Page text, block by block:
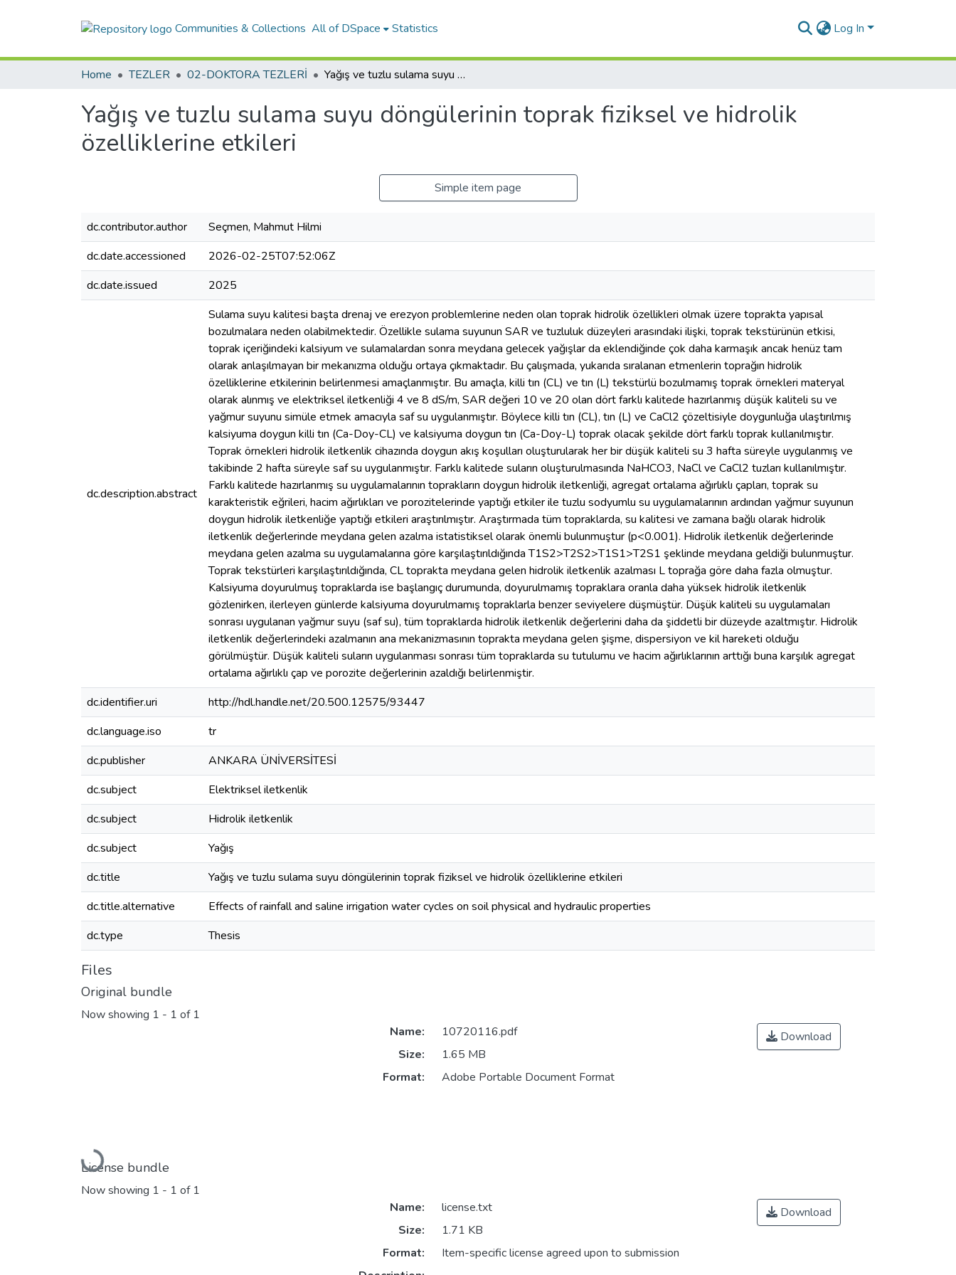
Communities & Collections All of DSpace Statistics Log In
Home TEZLER 02-DOKTORA TEZLERİ Yağış ve tuzlu sulama suyu döngülerinin toprak fiziksel ve hidrolik özelliklerine etkileri
Yağış ve tuzlu sulama suyu döngülerinin toprak fiziksel ve hidrolik
özelliklerine etkileri
Simple item page
dc.contributor.author
Seçmen, Mahmut Hilmi
dc.date.accessioned
2026-02-25T07:52:06Z
dc.date.issued
2025
dc.description.abstract
Sulama suyu kalitesi başta drenaj ve erezyon problemlerine neden olan toprak hidrolik özellikleri olmak üzere toprakta yapısal
bozulmalara neden olabilmektedir. Özellikle sulama suyunun SAR ve tuzluluk düzeyleri arasındaki ilişki, toprak tekstürünün etkisi,
toprak içeriğindeki kalsiyum ve sulamalardan sonra meydana gelecek yağışlar da eklendiğinde çok daha karmaşık ancak henüz tam
olarak anlaşılmayan bir mekanızma olduğu ortaya çıkmaktadır. Bu çalışmada, yukarıda sıralanan etmenlerin toprağın hidrolik
özelliklerine etkilerinin belirlenmesi amaçlanmıştır. Bu amaçla, killi tın (CL) ve tın (L) tekstürlü bozulmamış toprak örnekleri materyal
olarak alınmış ve elektriksel iletkenliği 4 ve 8 dS/m, SAR değeri 10 ve 20 olan dört farklı kalitede hazırlanmış düşük kaliteli su ve
yağmur suyunu simüle etmek amacıyla saf su uygulanmıştır. Böylece killi tın (CL), tın (L) ve CaCl2 çözeltisiyle doygunluğa ulaştırılmış
kalsiyuma doygun killi tın (Ca-Doy-CL) ve kalsiyuma doygun tın (Ca-Doy-L) toprak olacak şekilde dört farklı toprak kullanılmıştır.
Toprak örnekleri hidrolik iletkenlik cihazında doygun akış koşulları oluşturularak her bir düşük kaliteli su 3 hafta süreyle uygulanmış ve
takibinde 2 hafta süreyle saf su uygulanmıştır. Farklı kalitede suların oluşturulmasında NaHCO3, NaCl ve CaCl2 tuzları kullanılmıştır.
Farklı kalitede hazırlanmış su uygulamalarının toprakların doygun hidrolik iletkenliği, agregat ortalama ağırlıklı çapları, toprak su
karakteristik eğrileri, hacim ağırlıkları ve porozitelerinde yaptığı etkiler ile tuzlu sodyumlu su uygulamalarının ardından yağmur suyunun
doygun hidrolik iletkenliğe yaptığı etkileri araştırılmıştır. Araştırmada tüm topraklarda, su kalitesi ve zamana bağlı olarak hidrolik
iletkenlik değerlerinde meydana gelen azalma istatistiksel olarak önemli bulunmuştur (p<0.001). Hidrolik iletkenlik değerlerinde
meydana gelen azalma su uygulamalarına göre karşılaştırıldığında T1S2>T2S2>T1S1>T2S1 şeklinde meydana geldiği bulunmuştur.
Toprak tekstürleri karşılaştırıldığında, CL toprakta meydana gelen hidrolik iletkenlik azalması L toprağa göre daha fazla olmuştur.
Kalsiyuma doyurulmuş topraklarda ise başlangıç durumunda, doyurulmamış topraklara oranla daha yüksek hidrolik iletkenlik
gözlenirken, ilerleyen günlerde kalsiyuma doyurulmamış topraklarla benzer seviyelere düşmüştür. Düşük kaliteli su uygulamaları
sonrası uygulanan yağmur suyu (saf su), tüm topraklarda hidrolik iletkenlik değerlerini daha da şiddetli bir düzeyde azaltmıştır. Hidrolik
iletkenlik değerlerindeki azalmanın ana mekanizmasının toprakta meydana gelen şişme, dispersiyon ve kil hareketi olduğu
görülmüştür. Düşük kaliteli suların uygulanması sonrası tüm topraklarda su tutulumu ve hacim ağırlıklarının arttığı buna karşılık agregat
ortalama ağırlıklı çap ve porozite değerlerinin azaldığı belirlenmiştir.
dc.identifier.uri
http://hdl.handle.net/20.500.12575/93447
dc.language.iso
tr
dc.publisher
ANKARA ÜNİVERSİTESİ
dc.subject
Elektriksel iletkenlik
dc.subject
Hidrolik iletkenlik
dc.subject
Yağış
dc.title
Yağış ve tuzlu sulama suyu döngülerinin toprak fiziksel ve hidrolik özelliklerine etkileri
dc.title.alternative
Effects of rainfall and saline irrigation water cycles on soil physical and hydraulic properties
dc.type
Thesis
Files
Original bundle
Now showing 1 - 1 of 1
Loading...
Name:
10720116.pdf
Size:
1.65 MB
Format:
Adobe Portable Document Format
Download
License bundle
Now showing 1 - 1 of 1
Name:
license.txt
Size:
1.71 KB
Format:
Item-specific license agreed upon to submission
Download